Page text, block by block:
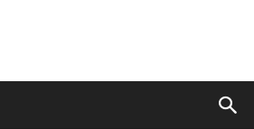
AppsTonic